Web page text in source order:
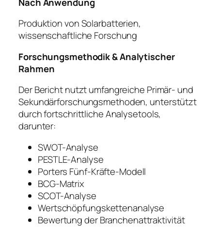
Produktion von Solarbatterien,
wissenschaftliche Forschung
Forschungsmethodik & Analytischer
Rahmen
Der Bericht nutzt umfangreiche Primär- und
Sekundärforschungsmethoden, unterstützt
durch fortschrittliche Analysetools,
darunter:
SWOT-Analyse
PESTLE-Analyse
Porters Fünf-Kräfte-Modell
BCG-Matrix
SCOT-Analyse
Wertschöpfungskettenanalyse
Bewertung der Branchenattraktivität